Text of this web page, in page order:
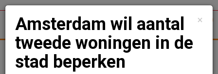
Woningmarkt Kantoren
×
Amsterdam wil aantal
tweede woningen in de
stad beperken